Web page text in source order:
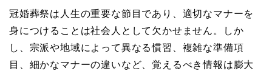
冠婚葬祭は人生の重要な節目であり、適切なマナーを
身につけることは社会人として欠かせません。しか
し、宗派や地域によって異なる慣習、複雑な準備項
目、細かなマナーの違いなど、覚えるべき情報は膨大